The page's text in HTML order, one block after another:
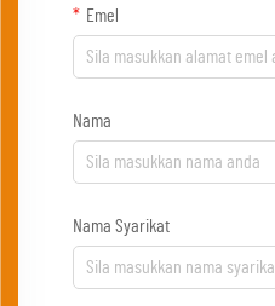
Emel
Nama
Nama Syarikat